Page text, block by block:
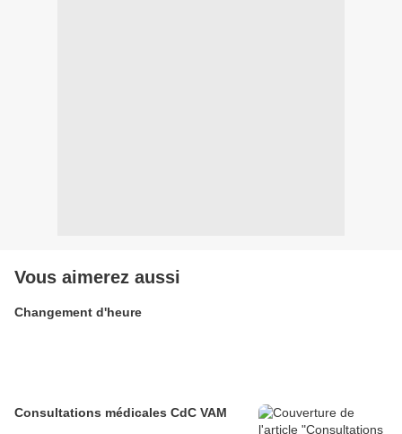
Vous aimerez aussi
Changement d'heure
Consultations médicales CdC VAM